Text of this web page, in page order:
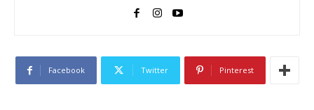
Facebook Twitter Pinterest